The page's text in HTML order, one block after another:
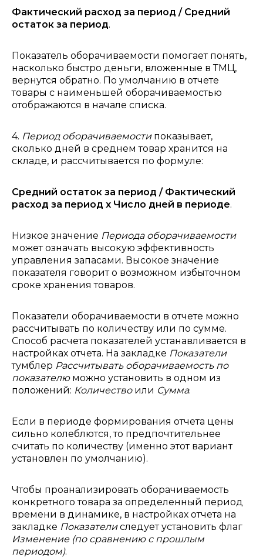
Фактический расход за период / Средний
остаток за период.
Показатель оборачиваемости помогает понять,
насколько быстро деньги, вложенные в ТМЦ,
вернутся обратно. По умолчанию в отчете
товары с наименьшей оборачиваемостью
отображаются в начале списка.
4. Период оборачиваемостипоказывает,
сколько дней в среднем товар хранится на
складе, и рассчитывается по формуле:
Средний остаток за период / Фактический
расход за период х Число дней в периоде.
Низкое значение Периода оборачиваемости
может означать высокую эффективность
управления запасами. Высокое значение
показателя говорит о возможном избыточном
сроке хранения товаров.
Показатели оборачиваемости в отчете можно
рассчитывать по количеству или по сумме.
Способ расчета показателей устанавливается в
настройках отчета. На закладке Показатели
тумблер Рассчитывать оборачиваемость по
показателюможно установить в одном из
положений: Количествоили Сумма.
Если в периоде формирования отчета цены
сильно колеблются, то предпочтительнее
считать по количеству (именно этот вариант
установлен по умолчанию).
Чтобы проанализировать оборачиваемость
конкретного товара за определенный период
времени в динамике, в настройках отчета на
закладке Показателиследует установить флаг
Изменение (по сравнению с прошлым
периодом).